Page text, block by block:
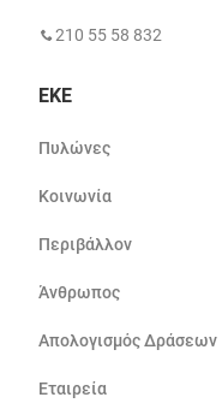
210 55 58 832
ΕΚΕ
Πυλώνες
Κοινωνία
Περιβάλλον
Άνθρωπος
Απολογισμός Δράσεων
Εταιρεία